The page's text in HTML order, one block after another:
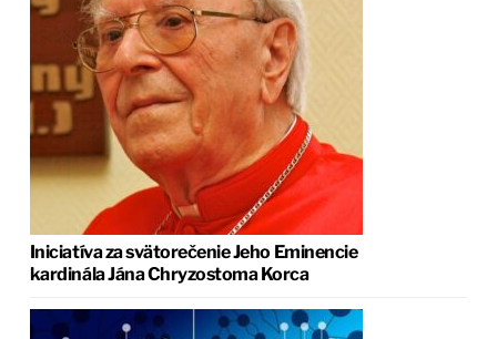
Iniciatíva za svätorečenie Jeho Eminencie
kardinála Jána Chryzostoma Korca